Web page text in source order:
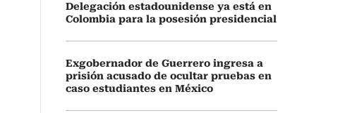
Delegación estadounidense ya está en
Colombia para la posesión presidencial
Exgobernador de Guerrero ingresa a
prisión acusado de ocultar pruebas en
caso estudiantes en México